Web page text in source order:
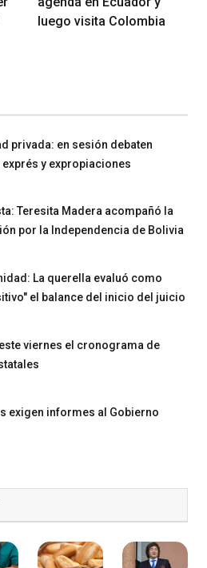
luego visita Colombia
privada: en sesión debaten
y expropiaciones
Teresita Madera acompañó la
por la Independencia de Bolivia
La querella evaluó como
el balance del inicio del juicio
viernes el cronograma de
exigen informes al Gobierno